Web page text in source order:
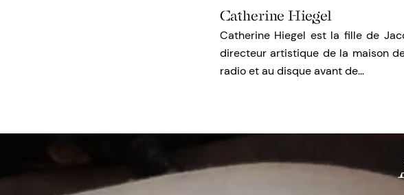
Catherine Hiegel
Catherine Hiegel est la fille de
directeur artistique de la maison
radio et au disque avant de…